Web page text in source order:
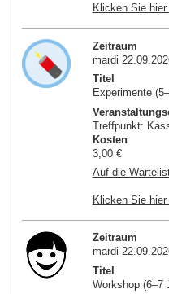
Klicken Sie
Zeitraum
mardi
Titel
Experimente
Treffpunkt:
Kosten
3,00 €
Auf die
Klicken Sie
Zeitraum
mardi
Titel
Workshop (6–7